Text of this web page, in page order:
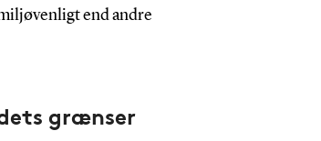
end andre
grænser